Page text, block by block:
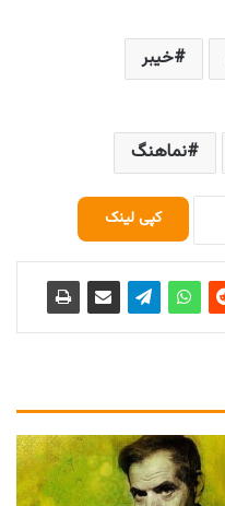
خیبر
نماهنگ
کپی لینک